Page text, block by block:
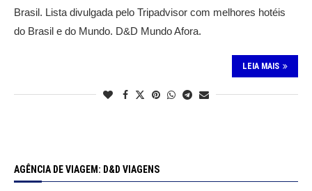
Brasil. Lista divulgada pelo Tripadvisor com melhores hotéis
do Brasil e do Mundo. D&D Mundo Afora.
LEIA MAIS
AGÊNCIA DE VIAGEM: D&D VIAGENS